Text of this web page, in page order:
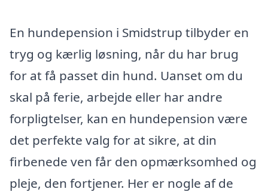
En hundepension i Smidstrup tilbyder en
tryg og kærlig løsning, når du har brug
for at få passet din hund. Uanset om du
skal på ferie, arbejde eller har andre
forpligtelser, kan en hundepension være
det perfekte valg for at sikre, at din
firbenede ven får den opmærksomhed og
pleje, den fortjener. Her er nogle af de